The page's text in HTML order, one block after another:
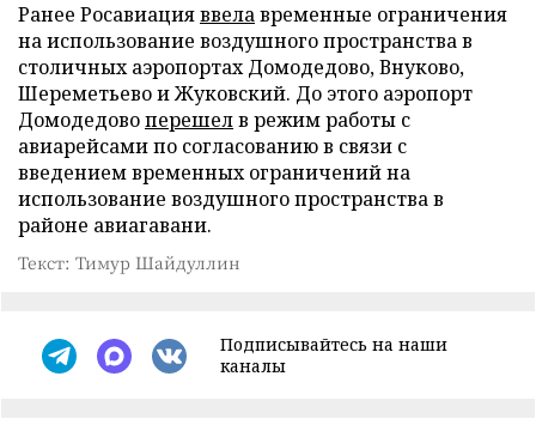
Ранее Росавиацияввелавременные ограничения
на использование воздушного пространства в
столичных аэропортах Домодедово, Внуково,
Шереметьево и Жуковский. До этого аэропорт
Домодедовоперешелв режим работы с
авиарейсами по согласованию в связи с
введением временных ограничений на
использование воздушного пространства в
районе авиагавани.
Текст: Тимур Шайдуллин
Подписывайтесь на наши
каналы